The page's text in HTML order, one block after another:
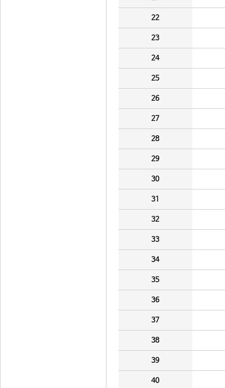
22
23
24
25
26
27
28
29
30
31
32
33
34
35
36
37
38
39
40